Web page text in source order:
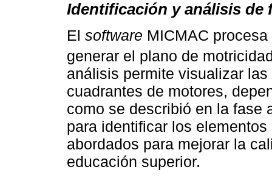
Identificación y análisis de
El software MICMAC
generar el plano de
análisis permite visualizar
cuadrantes de motores,
como se describió en la fase
para identificar los
abordados para mejorar la
educación superior.